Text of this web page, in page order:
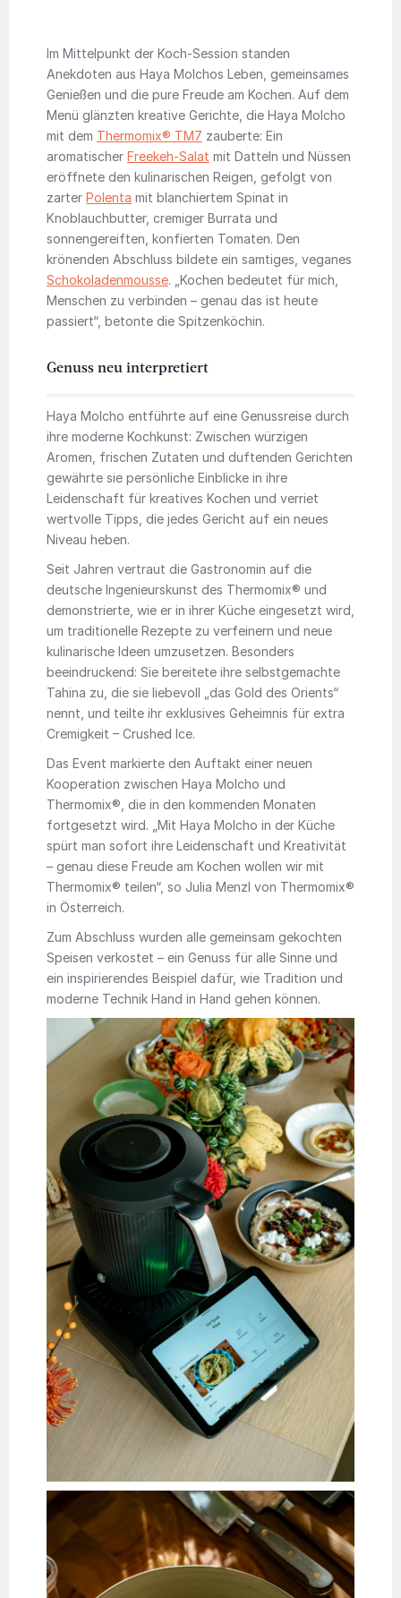
Im Mittelpunkt der Koch-Session standen
Anekdoten aus Haya Molchos Leben, gemeinsames
Genießen und die pure Freude am Kochen. Auf dem
Menü glänzten kreative Gerichte, die Haya Molcho
mit dem Thermomix® TM7 zauberte: Ein
aromatischer Freekeh-Salat mit Datteln und Nüssen
eröffnete den kulinarischen Reigen, gefolgt von
zarter Polenta mit blanchiertem Spinat in
Knoblauchbutter, cremiger Burrata und
sonnengereiften, konfierten Tomaten. Den
krönenden Abschluss bildete ein samtiges, veganes
Schokoladenmousse. „Kochen bedeutet für mich,
Menschen zu verbinden – genau das ist heute
passiert“, betonte die Spitzenköchin.
Genuss neu interpretiert
Haya Molcho entführte auf eine Genussreise durch
ihre moderne Kochkunst: Zwischen würzigen
Aromen, frischen Zutaten und duftenden Gerichten
gewährte sie persönliche Einblicke in ihre
Leidenschaft für kreatives Kochen und verriet
wertvolle Tipps, die jedes Gericht auf ein neues
Niveau heben.
Seit Jahren vertraut die Gastronomin auf die
deutsche Ingenieurskunst des Thermomix® und
demonstrierte, wie er in ihrer Küche eingesetzt wird,
um traditionelle Rezepte zu verfeinern und neue
kulinarische Ideen umzusetzen. Besonders
beeindruckend: Sie bereitete ihre selbstgemachte
Tahina zu, die sie liebevoll „das Gold des Orients“
nennt, und teilte ihr exklusives Geheimnis für extra
Cremigkeit – Crushed Ice.
Das Event markierte den Auftakt einer neuen
Kooperation zwischen Haya Molcho und
Thermomix®, die in den kommenden Monaten
fortgesetzt wird. „Mit Haya Molcho in der Küche
spürt man sofort ihre Leidenschaft und Kreativität
– genau diese Freude am Kochen wollen wir mit
Thermomix® teilen“, so Julia Menzl von Thermomix®
in Österreich.
Zum Abschluss wurden alle gemeinsam gekochten
Speisen verkostet – ein Genuss für alle Sinne und
ein inspirierendes Beispiel dafür, wie Tradition und
moderne Technik Hand in Hand gehen können.